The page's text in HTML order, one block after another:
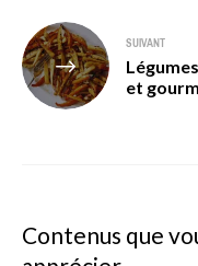
SUIVANT
et
Contenus que